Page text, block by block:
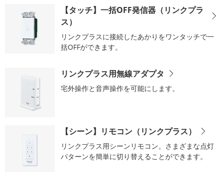
【タッチ】一括OFF発信器（リンクプラ
ス）
リンクプラスに接続したあかりをワンタッチで一
括OFFができます。
リンクプラス用無線アダプタ
宅外操作と音声操作を可能にします。
【シーン】リモコン（リンクプラス）
リンクプラス用シーンリモコン。 さまざまな点灯
パターンを簡単に切り替えることができます。